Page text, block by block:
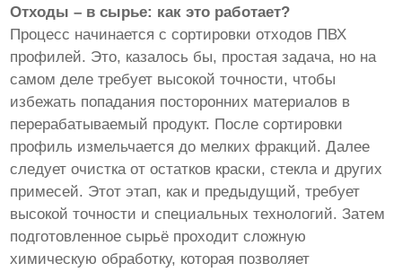
Отходы – в сырье: как это работает?
Процесс начинается с сортировки отходов ПВХ
профилей. Это, казалось бы, простая задача, но на
самом деле требует высокой точности, чтобы
избежать попадания посторонних материалов в
перерабатываемый продукт. После сортировки
профиль измельчается до мелких фракций. Далее
следует очистка от остатков краски, стекла и других
примесей. Этот этап, как и предыдущий, требует
высокой точности и специальных технологий. Затем
подготовленное сырьё проходит сложную
химическую обработку, которая позволяет